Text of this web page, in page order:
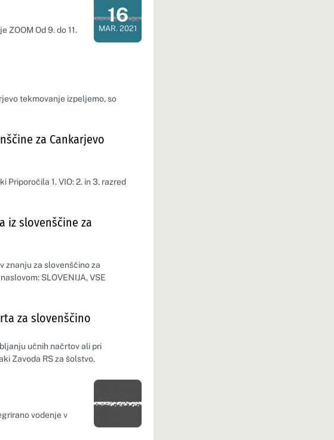
ZOOM Od 9. do 11.
16
MAR. 2021
Dan dogodka: 16. 03. 2021
tekmovanje izpeljemo, so
za Cankarjevo
Priporočila 1. VIO: 2. in 3. razred
iz slovenščine za
znanju za slovenščino za
SLOVENIJA, VSE
za slovenščino
učnih načrtov ali pri
Zavoda RS za šolstvo.
vodenje v